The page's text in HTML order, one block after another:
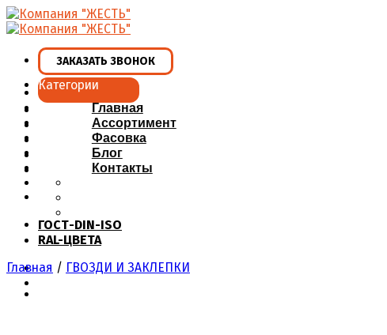
Skip
to
ЗАКАЗАТЬ ЗВОНОК
Главная
Ассортимент
Фасовка
Блог
Контакты
Категории
ГОСТ-DIN-ISO
RAL-ЦВЕТА
Главная / ГВОЗДИ И ЗАКЛЕПКИ